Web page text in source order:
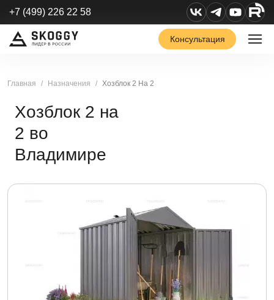
+7 (499) 226 22 58
Консультация
Главная Назначения Хозблок 2 На 2
Хозблок 2 на
2 во
Владимире